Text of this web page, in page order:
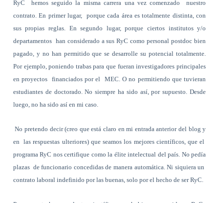
RyC hemos seguido la misma carrera una vez comenzado nuestro
contrato. En primer lugar, porque cada área es totalmente distinta, con
sus propias reglas. En segundo lugar, porque ciertos institutos y/o
departamentos han considerado a sus RyC como personal postdoc bien
pagado, y no han permitido que se desarrolle su potencial totalmente.
Por ejemplo, poniendo trabas para que fueran investigadores principales
en proyectos financiados por el MEC. O no permitiendo que tuvieran
estudiantes de doctorado. No siempre ha sido así, por supuesto. Desde
luego, no ha sido así en mi caso.
No pretendo decir (creo que está claro en mi entrada anterior del blog y
en las respuestas ulteriores) que seamos los mejores científicos, que el
programa RyC nos certifique como la élite intelectual del país. No pedía
plazas de funcionario concedidas de manera automática. Ni siquiera un
contrato laboral indefinido por las buenas, solo por el hecho de ser RyC.